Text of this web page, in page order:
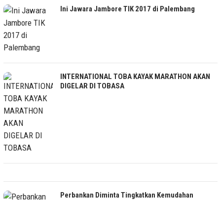
Ini Jawara Jambore TIK 2017 di Palembang
INTERNATIONAL TOBA KAYAK MARATHON AKAN
DIGELAR DI TOBASA
Perbankan Diminta Tingkatkan Kemudahan